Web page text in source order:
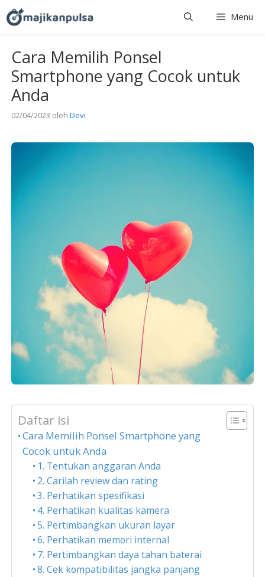
Langsung
ke
Menu
Cara Memilih Ponsel
Smartphone yang Cocok untuk
Anda
02/04/2023 oleh Devi
Daftar isi
Cara Memilih Ponsel Smartphone yang
Cocok untuk Anda
1. Tentukan anggaran Anda
2. Carilah review dan rating
3. Perhatikan spesifikasi
4. Perhatikan kualitas kamera
5. Pertimbangkan ukuran layar
6. Perhatikan memori internal
7. Pertimbangkan daya tahan baterai
8. Cek kompatibilitas jangka panjang